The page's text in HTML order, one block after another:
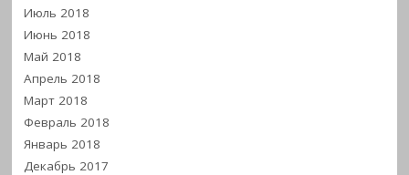
Июль 2018
Июнь 2018
Май 2018
Апрель 2018
Март 2018
Февраль 2018
Январь 2018
Декабрь 2017